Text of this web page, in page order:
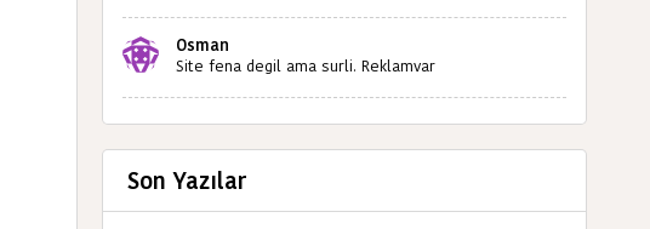
Osman
Site fena degil ama surli. Reklamvar
Son Yazılar